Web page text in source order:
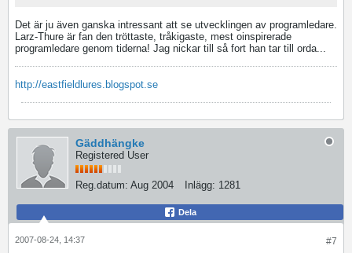
Det är ju även ganska intressant att se utvecklingen av programledare.
Larz-Thure är fan den tröttaste, tråkigaste, mest oinspirerade
programledare genom tiderna! Jag nickar till så fort han tar till orda...
http://eastfieldlures.blogspot.se
Gäddhängke
Registered User
Reg.datum: Aug 2004 Inlägg: 1281
Dela
#7
2007-08-24, 14:37